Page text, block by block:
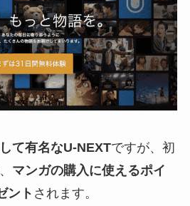
て有名なU-NEXTですが、初
マンガの購入に使えるポイ
ント されます。